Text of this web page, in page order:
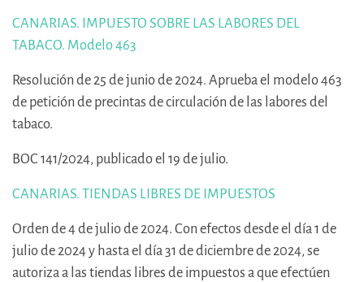
CANARIAS. IMPUESTO SOBRE LAS LABORES DEL
TABACO. Modelo 463
Resolución de 25 de junio de 2024. Aprueba el modelo 463
de petición de precintas de circulación de las labores del
tabaco.
BOC 141/2024, publicado el 19 de julio.
CANARIAS. TIENDAS LIBRES DE IMPUESTOS
Orden de 4 de julio de 2024. Con efectos desde el día 1 de
julio de 2024 y hasta el día 31 de diciembre de 2024, se
autoriza a las tiendas libres de impuestos a que efectúen